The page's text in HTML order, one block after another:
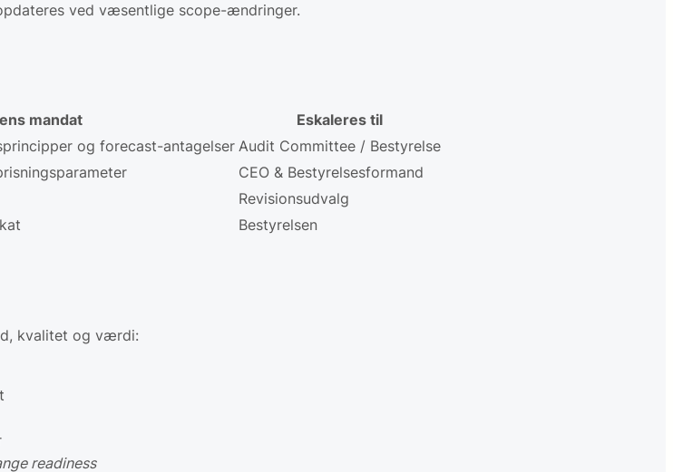
ved væsentlige scope-ændringer.
mandat
Eskaleres til
og forecast-antagelserAudit Committee / Bestyrelse
CEO & Bestyrelsesformand
Revisionsudvalg
Bestyrelsen
kvalitet og værdi:
readiness